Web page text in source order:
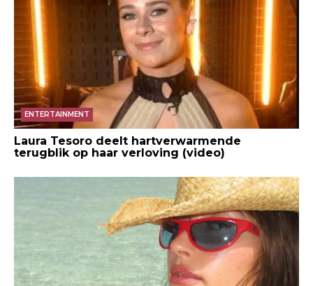
ENTERTAINMENT
Laura Tesoro deelt hartverwarmende
terugblik op haar verloving (video)